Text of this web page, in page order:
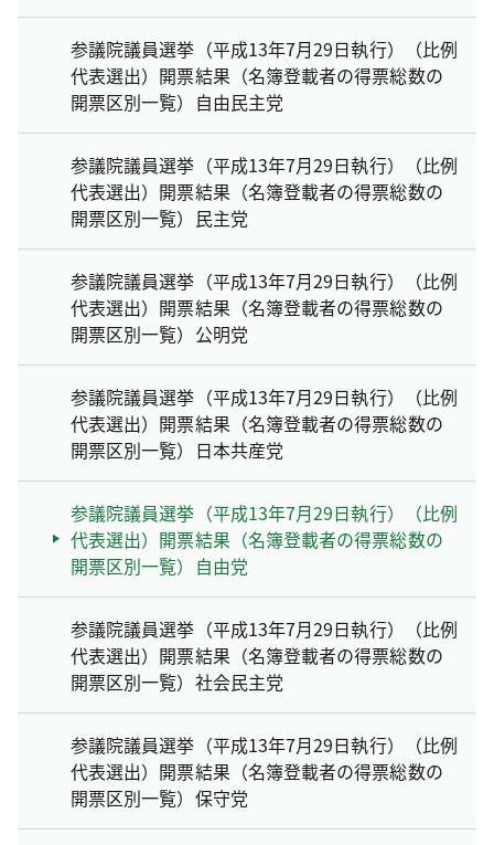
参議院議員選挙（平成13年7月29日執行）（比例
代表選出）開票結果（名簿登載者の得票総数の
開票区別一覧）自由民主党
参議院議員選挙（平成13年7月29日執行）（比例
代表選出）開票結果（名簿登載者の得票総数の
開票区別一覧）民主党
参議院議員選挙（平成13年7月29日執行）（比例
代表選出）開票結果（名簿登載者の得票総数の
開票区別一覧）公明党
参議院議員選挙（平成13年7月29日執行）（比例
代表選出）開票結果（名簿登載者の得票総数の
開票区別一覧）日本共産党
参議院議員選挙（平成13年7月29日執行）（比例
代表選出）開票結果（名簿登載者の得票総数の
開票区別一覧）自由党
参議院議員選挙（平成13年7月29日執行）（比例
代表選出）開票結果（名簿登載者の得票総数の
開票区別一覧）社会民主党
参議院議員選挙（平成13年7月29日執行）（比例
代表選出）開票結果（名簿登載者の得票総数の
開票区別一覧）保守党